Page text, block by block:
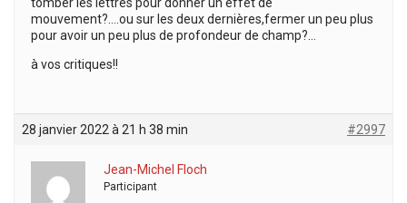
mouvement?….ou sur les deux dernières,fermer un peu plus
pour avoir un peu plus de profondeur de champ?…
à vos critiques!!
28 janvier 2022 à 21 h 38 min #2997
Jean-Michel Floch
Participant